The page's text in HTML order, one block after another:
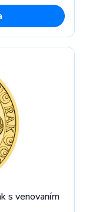
s venovaním